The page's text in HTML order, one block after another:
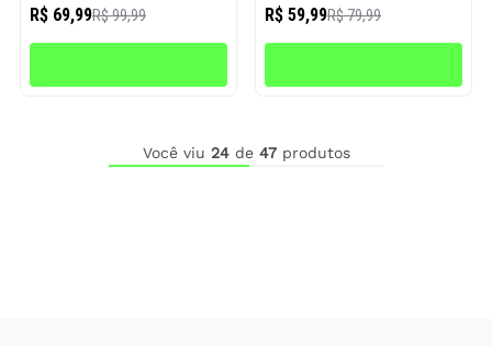
R$ 69,99R$ 99,99 R$ 59,99R$ 79,99
Você viu 24de 47produtos